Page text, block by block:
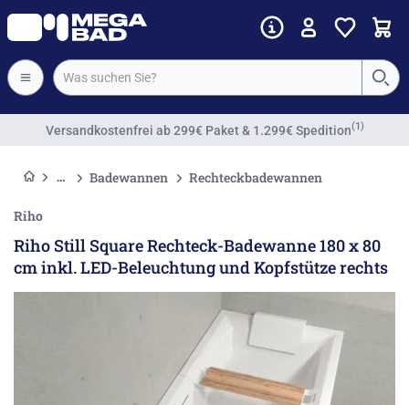
Vorkassenrabatt
Badewannen Rechteckbadewannen
Riho
Riho Still Square Rechteck-Badewanne 180 x 80
cm inkl. LED-Beleuchtung und Kopfstütze rechts